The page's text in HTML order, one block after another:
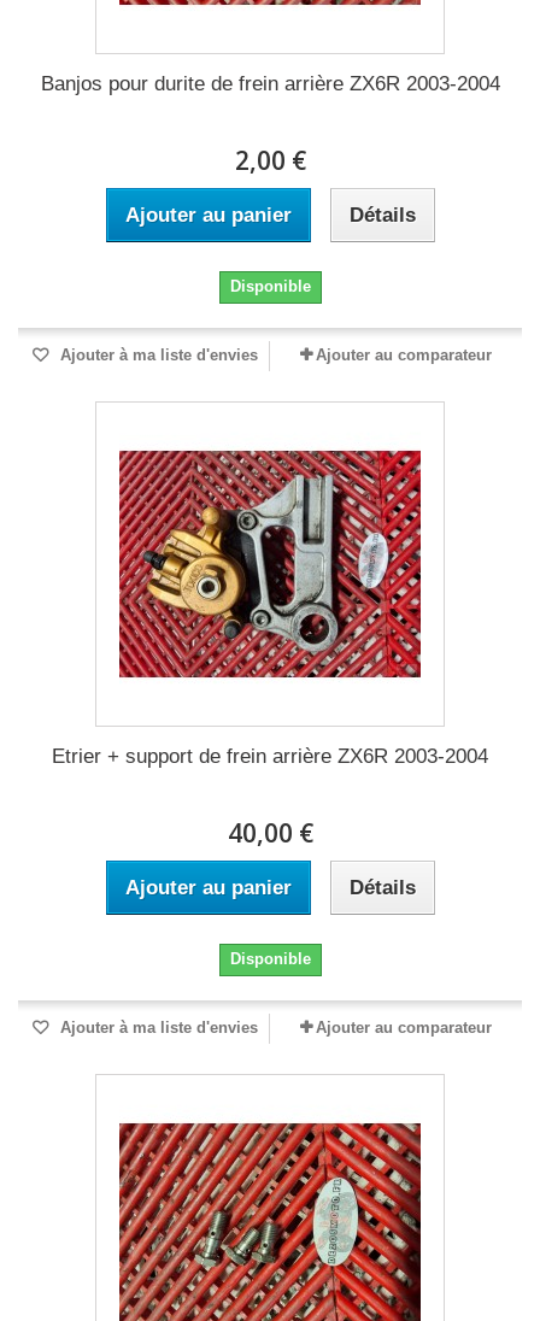
Banjos pour durite de frein arrière ZX6R 2003-2004
2,00 €
Ajouter au panier Détails
Disponible
Ajouter à ma liste d'envies Ajouter au comparateur
Etrier + support de frein arrière ZX6R 2003-2004
40,00 €
Ajouter au panier Détails
Disponible
Ajouter à ma liste d'envies Ajouter au comparateur